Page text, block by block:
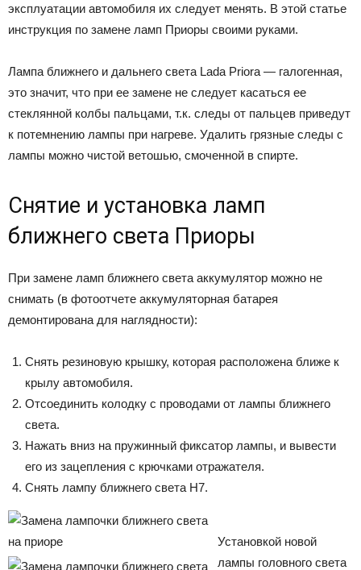
эксплуатации автомобиля их следует менять. В этой статье
инструкция по замене ламп Приоры своими руками.
Лампа ближнего и дальнего света Lada Priora — галогенная,
это значит, что при ее замене не следует касаться ее
стеклянной колбы пальцами, т.к. следы от пальцев приведут
к потемнению лампы при нагреве. Удалить грязные следы с
лампы можно чистой ветошью, смоченной в спирте.
Снятие и установка ламп
ближнего света Приоры
При замене ламп ближнего света аккумулятор можно не
снимать (в фотоотчете аккумуляторная батарея
демонтирована для наглядности):
Снять резиновую крышку, которая расположена ближе к
крылу автомобиля.
Отсоединить колодку с проводами от лампы ближнего
света.
Нажать вниз на пружинный фиксатор лампы, и вывести
его из зацепления с крючками отражателя.
Снять лампу ближнего света Н7.
Установкой новой
лампы головного света